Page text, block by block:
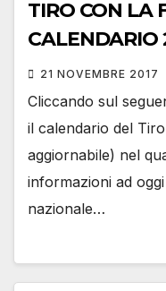
TIRO CON LA
CALENDARIO
21 NOVEMBRE 2017
Cliccando sul
il calendario del
aggiornabile) nel
informazioni ad
nazionale…